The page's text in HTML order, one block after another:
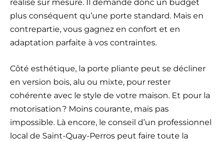
réalisé sur mesure. Il demande donc un budget
plus conséquent qu’une porte standard. Mais en
contrepartie, vous gagnez en confort et en
adaptation parfaite à vos contraintes.
Côté esthétique, la porte pliante peut se décliner
en version bois, alu ou mixte, pour rester
cohérente avec le style de votre maison. Et pour la
motorisation ? Moins courante, mais pas
impossible. Là encore, le conseil d’un professionnel
local de Saint-Quay-Perros peut faire toute la